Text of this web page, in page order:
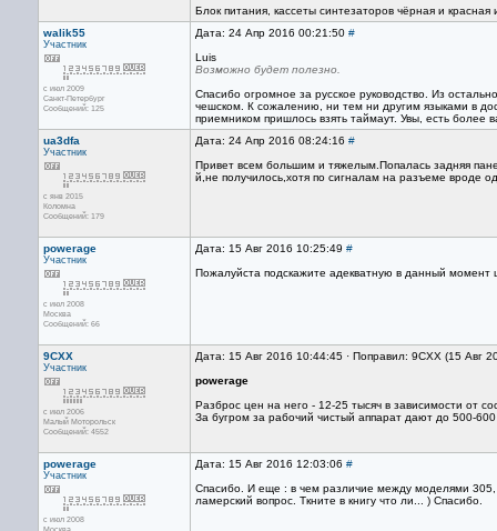
Блок питания, кассеты синтезаторов чёрная и красная
walik55
Участник
с июл 2009
Санкт-Петербург
Сообщений: 125
Дата: 24 Апр 2016 00:21:50 #
Luis
Возможно будет полезно.
Спасибо огромное за русское руководство. Из
чешском. К сожалению, ни тем ни другим языками в
приемником пришлось взять таймаут. Увы, есть более
ua3dfa
Участник
с янв 2015
Коломна
Сообщений: 179
Дата: 24 Апр 2016 08:24:16 #
Привет всем большим и тяжелым.Попалась задняя
й,не получилось,хотя по сигналам на разъеме вроде
powerage
Участник
с июл 2008
Москва
Сообщений: 66
Дата: 15 Авг 2016 10:25:49 #
Пожалуйста подскажите адекватную в данный
9CXX
Участник
с июл 2006
Малый Моторольск
Сообщений: 4552
Дата: 15 Авг 2016 10:44:45 · Поправил: 9CXX (15 Авг
powerage
Разброс цен на него - 12-25 тысяч в зависимости от
За бугром за рабочий чистый аппарат дают до 500-
powerage
Участник
с июл 2008
Дата: 15 Авг 2016 12:03:06 #
Спасибо. И еще : в чем различие между моделями
ламерский вопрос. Ткните в книгу что ли... ) Спасибо.